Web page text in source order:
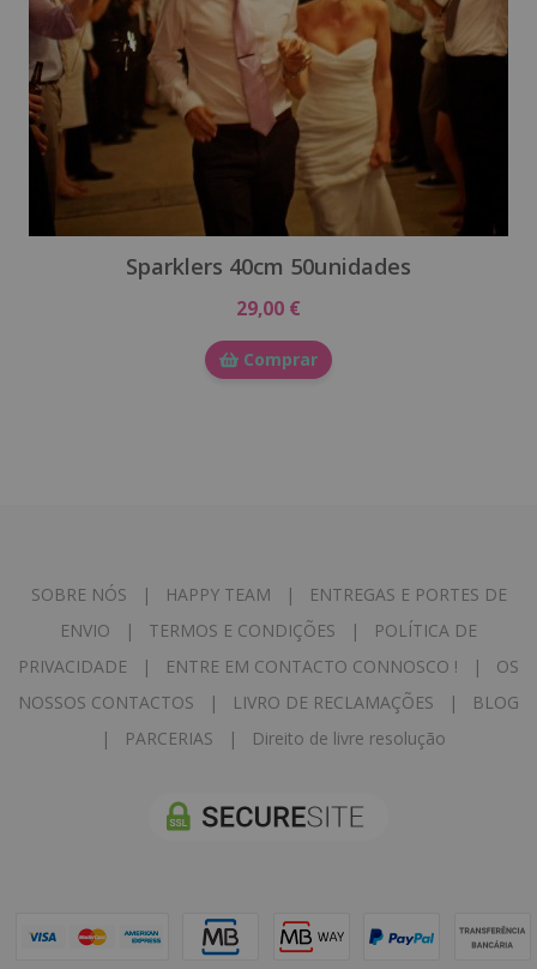
Sparklers 40cm 50unidades
29,00 €
Comprar
SOBRE NÓS | HAPPY TEAM |
ENTREGAS E PORTES DE
ENVIO | TERMOS E CONDIÇÕES |
POLÍTICA DE
PRIVACIDADE | ENTRE EM CONTACTO CONNOSCO ! | OS
NOSSOS CONTACTOS | LIVRO DE RECLAMAÇÕES |
BLOG
|
PARCERIAS | Direito de livre resolução